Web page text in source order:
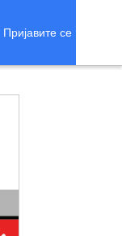
Пријавите се